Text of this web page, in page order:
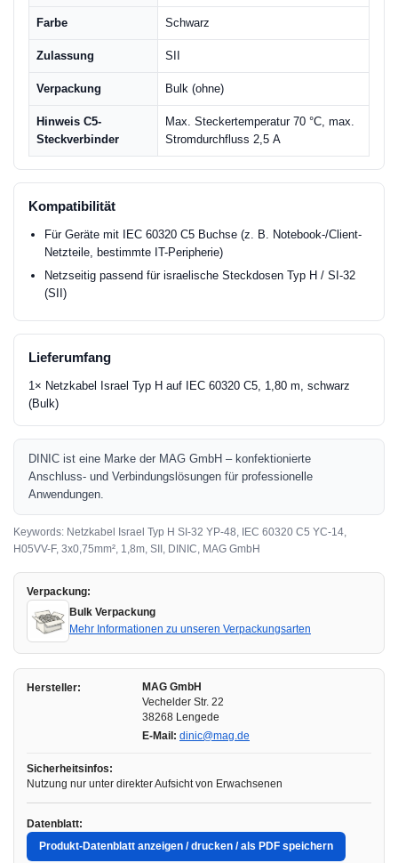
Farbe Schwarz
Zulassung SII
Verpackung Bulk (ohne)
Hinweis C5-
Steckverbinder
Max. Steckertemperatur 70 °C, max.
Stromdurchfluss 2,5 A
Kompatibilität
Für Geräte mit IEC 60320 C5 Buchse (z. B. Notebook-/Client-
Netzteile, bestimmte IT-Peripherie)
Netzseitig passend für israelische Steckdosen Typ H / SI-32
(SII)
Lieferumfang
1× Netzkabel Israel Typ H auf IEC 60320 C5, 1,80 m, schwarz
(Bulk)
DINIC ist eine Marke der MAG GmbH – konfektionierte
Anschluss- und Verbindungslösungen für professionelle
Anwendungen.
Keywords: Netzkabel Israel Typ H SI-32 YP-48, IEC 60320 C5 YC-14,
H05VV-F, 3x0,75mm², 1,8m, SII, DINIC, MAG GmbH
Verpackung:
Bulk Verpackung
Mehr Informationen zu unseren Verpackungsarten
Hersteller:
MAG GmbH
Vechelder Str. 22
38268 Lengede
E-Mail: dinic@mag.de
Sicherheitsinfos:
Nutzung nur unter direkter Aufsicht von Erwachsenen
Datenblatt:
Produkt-Datenblatt anzeigen / drucken / als PDF speichern